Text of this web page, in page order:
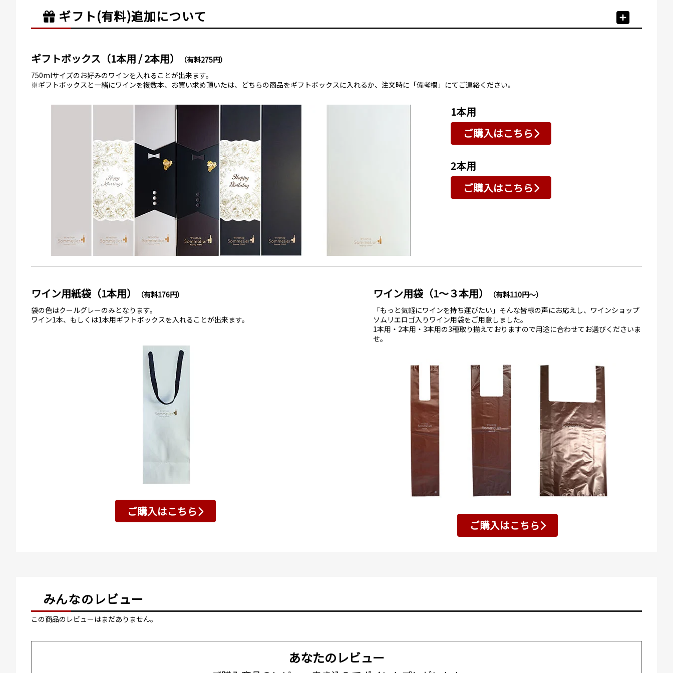
ギフト(有料)追加について
ギフトボックス（1本用 / 2本用）
（有料275円）
750mlサイズのお好みのワインを入れることが出来ます。
※ギフトボックスと一緒にワインを複数本、お買い求め頂いたは、どちらの商品をギフトボックスに入れるか、注文時に「備考欄」にてご連絡ください。
1本用
ご購入はこちら
2本用
ご購入はこちら
ワイン用紙袋（1本用）
（有料176円）
袋の色はクールグレーのみとなります。
ワイン1本、もしくは1本用ギフトボックスを入れることが出来ます。
ご購入はこちら
ワイン用袋（1～３本用）
（有料110円～）
「もっと気軽にワインを持ち運びたい」そんな皆様の声にお応えし、ワインショップ
ソムリエロゴ入りワイン用袋をご用意しました。
1本用・2本用・3本用の3種取り揃えておりますので用途に合わせてお選びくださいま
せ。
ご購入はこちら
みんなのレビュー
この商品のレビューはまだありません。
あなたのレビュー